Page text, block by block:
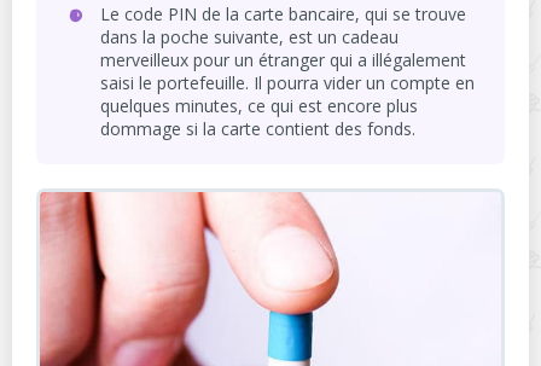
Le code PIN de la carte bancaire, qui se trouve
dans la poche suivante, est un cadeau
merveilleux pour un étranger qui a illégalement
saisi le portefeuille. Il pourra vider un compte en
quelques minutes, ce qui est encore plus
dommage si la carte contient des fonds.